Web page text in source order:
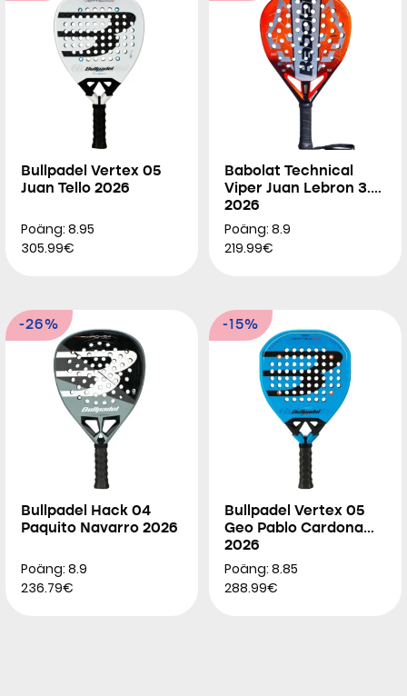
Bullpadel Vertex 05
Juan Tello 2026
Poäng: 8.95
305.99€
Babolat Technical
Viper Juan Lebron 3.0
2026
Poäng: 8.9
219.99€
-26%
Bullpadel Hack 04
Paquito Navarro 2026
Poäng: 8.9
236.79€
-15%
Bullpadel Vertex 05
Geo Pablo Cardona
2026
Poäng: 8.85
288.99€